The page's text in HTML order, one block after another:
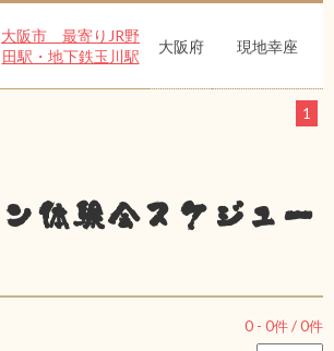
大阪市 最寄りJR野
田駅・地下鉄玉川駅
大阪府 現地幸座
1
体験会スケジュー
0 - 0件 /0件